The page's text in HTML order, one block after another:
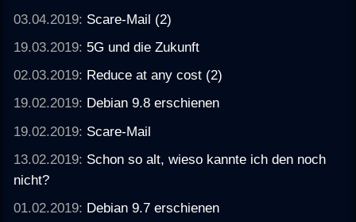
03.04.2019: Scare-Mail (2)
19.03.2019: 5G und die Zukunft
02.03.2019: Reduce at any cost (2)
19.02.2019: Debian 9.8 erschienen
19.02.2019: Scare-Mail
13.02.2019: Schon so alt, wieso kannte ich den noch
nicht?
01.02.2019: Debian 9.7 erschienen